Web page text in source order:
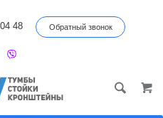
48 Обратный звонок